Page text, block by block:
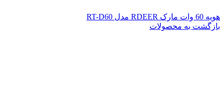
هویه 60 وات مارک RDEER مدل RT-D60
بازگشت به محصولات